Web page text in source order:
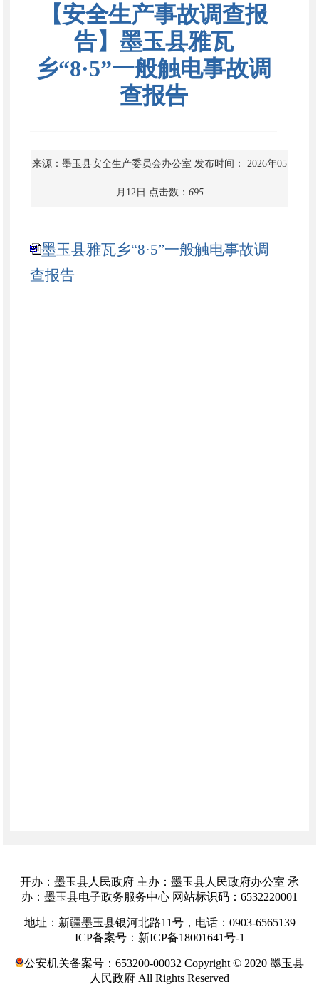
【安全生产事故调查报
告】墨玉县雅瓦
乡“8·5”一般触电事故调
查报告
来源：墨玉县安全生产委员会办公室 发布时间： 2026年05
月12日 点击数： 695
墨玉县雅瓦乡“8·5”一般触电事故调
查报告
开办：墨玉县人民政府 主办：墨玉县人民政府办公室 承
办：墨玉县电子政务服务中心 网站标识码：6532220001
地址：新疆墨玉县银河北路11号，电话：0903-6565139
ICP备案号：新ICP备18001641号-1
公安机关备案号：653200-00032 Copyright © 2020 墨玉县
人民政府 All Rights Reserved